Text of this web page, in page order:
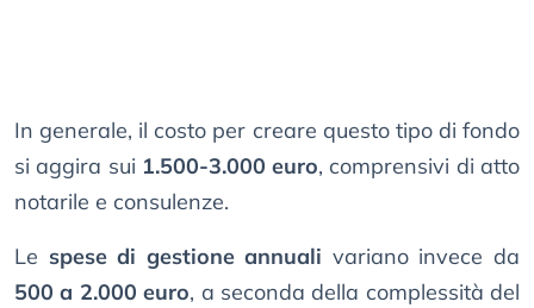
In generale, il costo per creare questo tipo di fondo
si aggira sui 1.500-3.000 euro, comprensivi di atto
notarile e consulenze.
Le spese di gestione annuali variano invece da
500 a 2.000 euro, a seconda della complessità del